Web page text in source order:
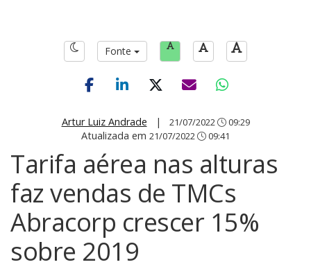
Fonte
Artur Luiz Andrade | 21/07/2022 09:29
Atualizada em 21/07/2022 09:41
Tarifa aérea nas alturas
faz vendas de TMCs
Abracorp crescer 15%
sobre 2019